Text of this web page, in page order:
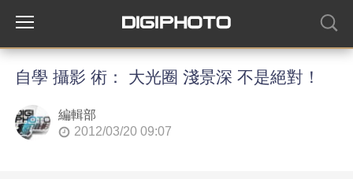
自學 攝影 術： 大光圈 淺景深 不是絕對！
編輯部
2012/03/20 09:07